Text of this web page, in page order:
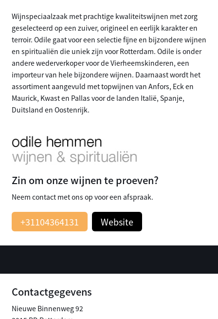
Wijnspeciaalzaak met prachtige kwaliteitswijnen met zorg
geselecteerd op een zuiver, origineel en eerlijk karakter en
terroir. Odile gaat voor een selectie fijne en bijzondere wijnen
en spiritualiën die uniek zijn voor Rotterdam. Odile is onder
andere wederverkoper voor de Vierheemskinderen, een
importeur van hele bijzondere wijnen. Daarnaast wordt het
assortiment aangevuld met topwijnen van Anfors, Eck en
Maurick, Kwast en Pallas voor de landen Italië, Spanje,
Duitsland en Oostenrijk.
Zin om onze wijnen te proeven?
Neem contact met ons op voor een afspraak.
+31104364131 Website
Contactgegevens
Nieuwe Binnenweg 92